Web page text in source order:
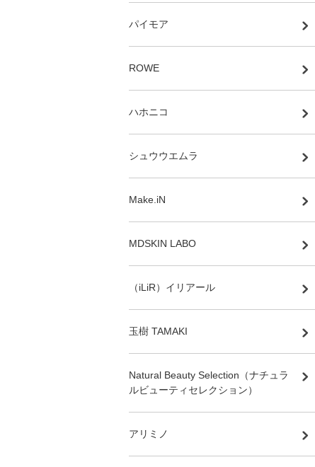
パイモア
ROWE
ハホニコ
シュウウエムラ
Make.iN
MDSKIN LABO
（iLiR）イリアール
玉樹 TAMAKI
Natural Beauty Selection（ナチュラ
ルビューティセレクション）
アリミノ